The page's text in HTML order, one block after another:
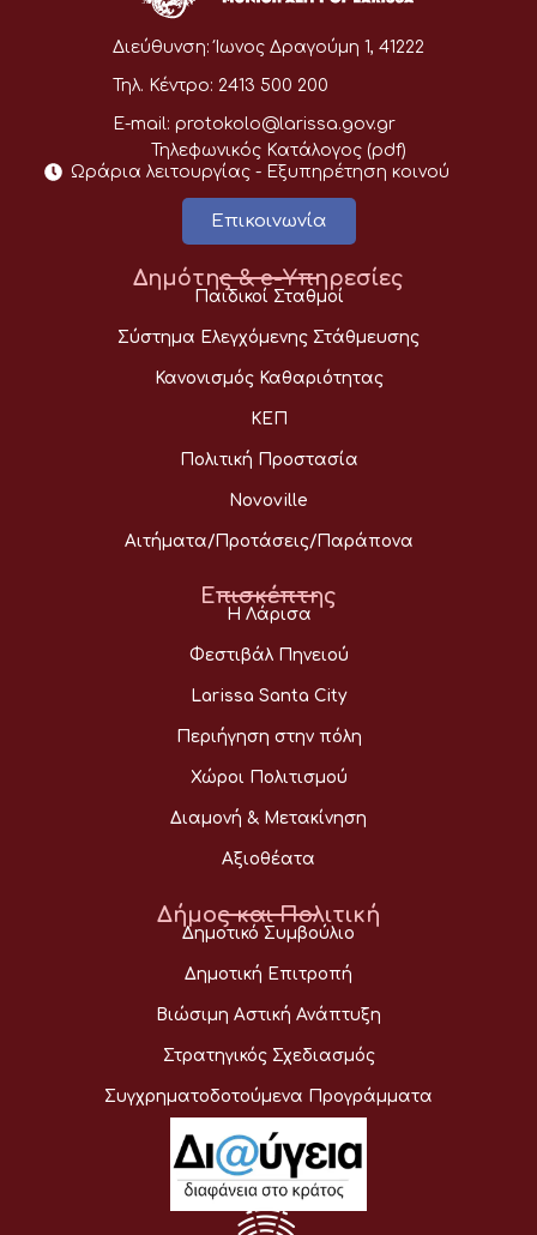
Διεύθυνση: Ίωνος Δραγούμη 1, 41222
Τηλ. Κέντρο: 2413 500 200
E-mail: protokolo@larissa.gov.gr
Τηλεφωνικός Κατάλογος (pdf)
Ωράρια λειτουργίας - Eξυπηρέτηση κοινού
Επικοινωνία
Δημότης & e-Υπηρεσίες
Παιδικοί Σταθμοί
Σύστημα Ελεγχόμενης Στάθμευσης
Κανονισμός Καθαριότητας
ΚΕΠ
Πολιτική Προστασία
Novoville
Αιτήματα/Προτάσεις/Παράπονα
Επισκέπτης
Η Λάρισα
Φεστιβάλ Πηνειού
Larissa Santa City
Περιήγηση στην πόλη
Χώροι Πολιτισμού
Διαμονή & Μετακίνηση
Αξιοθέατα
Δήμος και Πολιτική
Δημοτικό Συμβούλιο
Δημοτική Επιτροπή
Βιώσιμη Αστική Ανάπτυξη
Στρατηγικός Σχεδιασμός
Συγχρηματοδοτούμενα Προγράμματα